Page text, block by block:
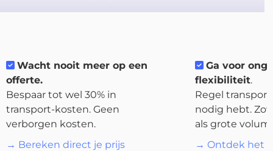
platform
Bestemmingen
Wacht nooit meer op een
offerte.
Bespaar tot wel 30% in
transport-kosten. Geen
verborgen kosten.
→ Bereken direct je prijs
Ga voor
flexibiliteit.
Regel
nodig hebt.
als grote
→ Ontdek het